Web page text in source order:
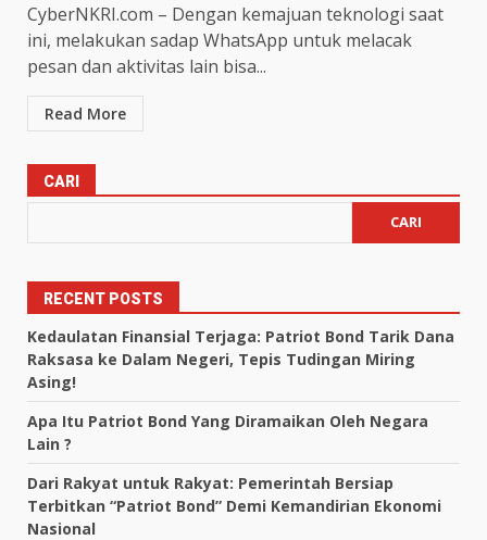
CyberNKRI.com – Dengan kemajuan teknologi saat
ini, melakukan sadap WhatsApp untuk melacak
pesan dan aktivitas lain bisa...
Read More
CARI
CARI
RECENT POSTS
Kedaulatan Finansial Terjaga: Patriot Bond Tarik Dana
Raksasa ke Dalam Negeri, Tepis Tudingan Miring
Asing!
Apa Itu Patriot Bond Yang Diramaikan Oleh Negara
Lain ?
Dari Rakyat untuk Rakyat: Pemerintah Bersiap
Terbitkan “Patriot Bond” Demi Kemandirian Ekonomi
Nasional